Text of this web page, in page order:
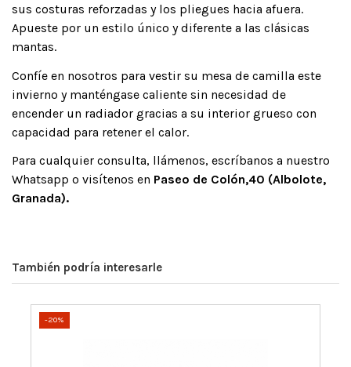
sus costuras reforzadas y los pliegues hacia afuera.
Apueste por un estilo único y diferente a las clásicas
mantas.
Confíe en nosotros para vestir su mesa de camilla este
invierno y manténgase caliente sin necesidad de
encender un radiador gracias a su interior grueso con
capacidad para retener el calor.
Para cualquier consulta, llámenos, escríbanos a nuestro
Whatsapp o visítenos en Paseo de Colón,40 (Albolote,
Granada).
También podría interesarle
-20%